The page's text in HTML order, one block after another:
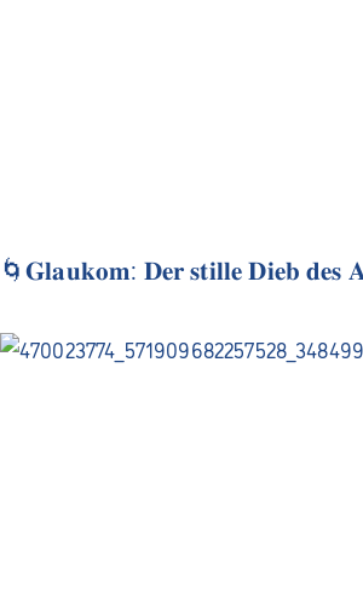
🌀𝐆𝐥𝐚𝐮𝐤𝐨𝐦: 𝐃𝐞𝐫 𝐬𝐭𝐢𝐥𝐥𝐞 𝐃𝐢𝐞𝐛 𝐝𝐞𝐬